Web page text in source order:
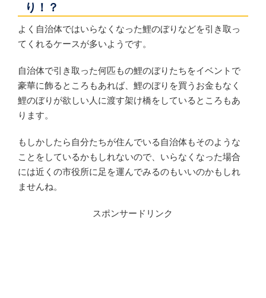
り！？
よく自治体ではいらなくなった鯉のぼりなどを引き取っ
てくれるケースが多いようです。
自治体で引き取った何匹もの鯉のぼりたちをイベントで
豪華に飾るところもあれば、鯉のぼりを買うお金もなく
鯉のぼりが欲しい人に渡す架け橋をしているところもあ
ります。
もしかしたら自分たちが住んでいる自治体もそのような
ことをしているかもしれないので、いらなくなった場合
には近くの市役所に足を運んでみるのもいいのかもしれ
ませんね。
スポンサードリンク